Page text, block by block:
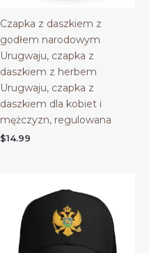
Czapka z daszkiem z
godłem narodowym
Urugwaju, czapka z
daszkiem z herbem
Urugwaju, czapka z
daszkiem dla kobiet i
mężczyzn, regulowana
$14.99